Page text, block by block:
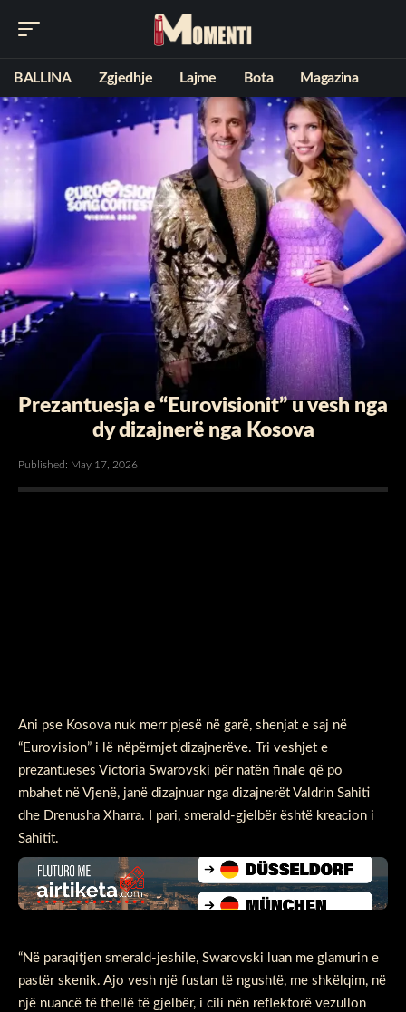
BALLINA Zgjedhje Lajme Bota Magazina
Prezantuesja e “Eurovisionit” u vesh nga
dy dizajnerë nga Kosova
Published: May 17, 2026
Ani pse Kosova nuk merr pjesë në garë, shenjat e saj në
“Eurovision” i lë nëpërmjet dizajnerëve. Tri veshjet e
prezantueses Victoria Swarovski për natën finale që po
mbahet në Vjenë, janë dizajnuar nga dizajnerët Valdrin Sahiti
dhe Drenusha Xharra. I pari, smerald-gjelbër është kreacion i
Sahitit.
“Në paraqitjen smerald-jeshile, Swarovski luan me glamurin e
pastër skenik. Ajo vesh një fustan të ngushtë, me shkëlqim, në
një nuancë të thellë të gjelbër, i cili nën reflektorë vezullon